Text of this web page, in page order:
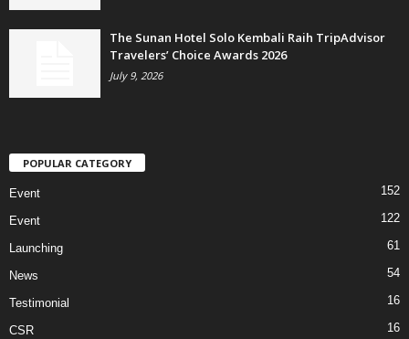
The Sunan Hotel Solo Kembali Raih TripAdvisor
Travelers’ Choice Awards 2026
July 9, 2026
POPULAR CATEGORY
Event 152
Event 122
Launching 61
News 54
Testimonial 16
CSR 16